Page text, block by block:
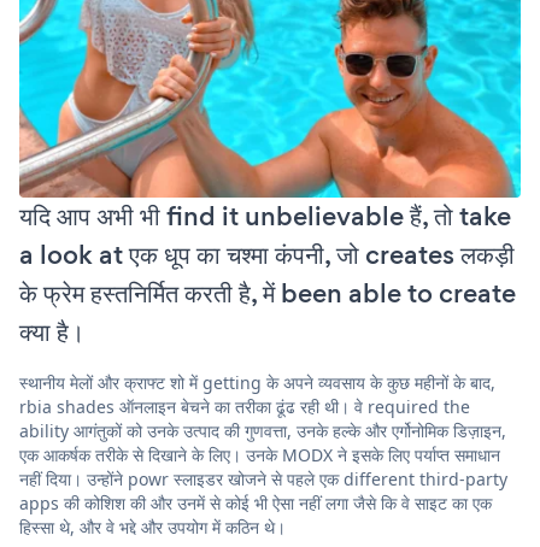
यदि आप अभी भी find it unbelievable हैं, तो take
a look at एक धूप का चश्मा कंपनी, जो creates लकड़ी
के फ्रेम हस्तनिर्मित करती है, में been able to create
क्या है।
स्थानीय मेलों और क्राफ्ट शो में getting के अपने व्यवसाय के कुछ महीनों के बाद,
rbia shades ऑनलाइन बेचने का तरीका ढूंढ रही थी। वे required the
ability आगंतुकों को उनके उत्पाद की गुणवत्ता, उनके हल्के और एर्गोनोमिक डिज़ाइन,
एक आकर्षक तरीके से दिखाने के लिए। उनके MODX ने इसके लिए पर्याप्त समाधान
नहीं दिया। उन्होंने powr स्लाइडर खोजने से पहले एक different third-party
apps की कोशिश की और उनमें से कोई भी ऐसा नहीं लगा जैसे कि वे साइट का एक
हिस्सा थे, और वे भद्दे और उपयोग में कठिन थे।